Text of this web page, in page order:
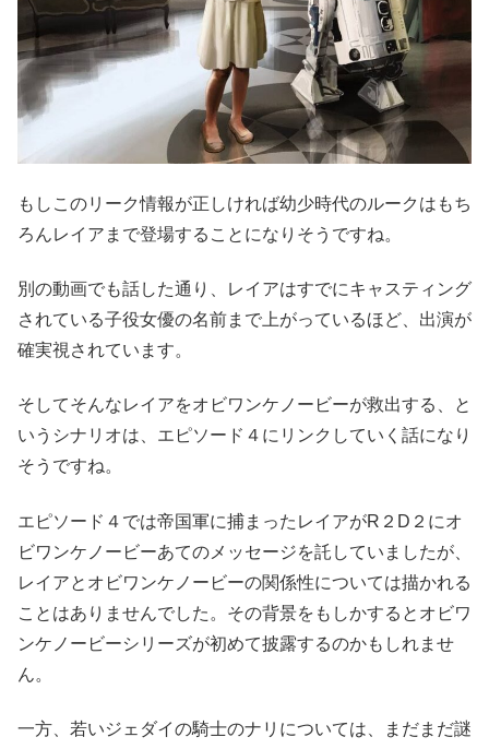
もしこのリーク情報が正しければ幼少時代のルークはもち
ろんレイアまで登場することになりそうですね。
別の動画でも話した通り、レイアはすでにキャスティング
されている子役女優の名前まで上がっているほど、出演が
確実視されています。
そしてそんなレイアをオビワンケノービーが救出する、と
いうシナリオは、エピソード４にリンクしていく話になり
そうですね。
エピソード４では帝国軍に捕まったレイアがR２D２にオ
ビワンケノービーあてのメッセージを託していましたが、
レイアとオビワンケノービーの関係性については描かれる
ことはありませんでした。その背景をもしかするとオビワ
ンケノービーシリーズが初めて披露するのかもしれませ
ん。
一方、若いジェダイの騎士のナリについては、まだまだ謎